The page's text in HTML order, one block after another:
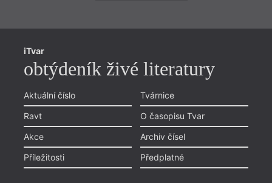
iTvar
obtýdeník živé literatury
Aktuální číslo
Ravt
Akce
Příležitosti
Tvárnice
O časopisu Tvar
Archiv čísel
Předplatné